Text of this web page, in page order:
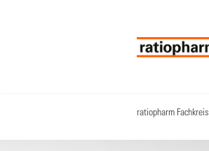
ratiopharm Fachkreis